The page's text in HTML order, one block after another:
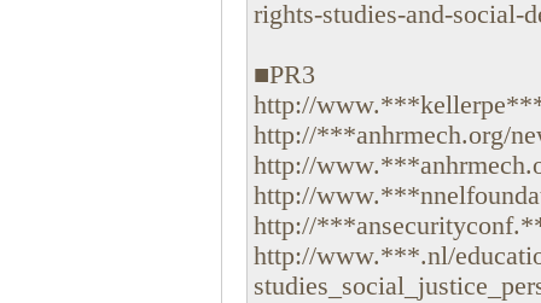
rights-studies-and-social-
■PR3
http://
http://***anhrmech.org/
http://
http://
http://
http://www.***.nl/